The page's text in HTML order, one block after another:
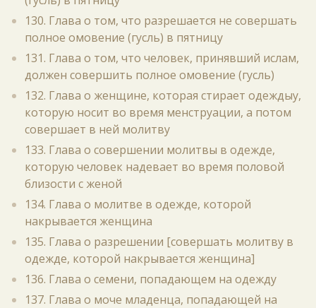
130. Глава о том, что разрешается не совершать
полное омовение (гусль) в пятницу
131. Глава о том, что человек, принявший ислам,
должен совершить полное омовение (гусль)
132. Глава о женщине, которая стирает одеждыу,
которую носит во время менструации, а потом
совершает в ней молитву
133. Глава о совершении молитвы в одежде,
которую человек надевает во время половой
близости с женой
134. Глава о молитве в одежде, которой
накрывается женщина
135. Глава о разрешении [совершать молитву в
одежде, которой накрывается женщина]
136. Глава о семени, попадающем на одежду
137. Глава о моче младенца, попадающей на